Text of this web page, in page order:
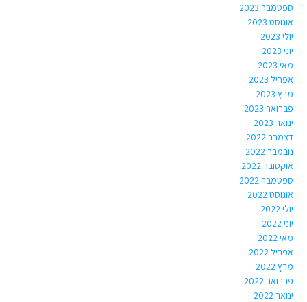
ספטמבר 2023
אוגוסט 2023
יולי 2023
יוני 2023
מאי 2023
אפריל 2023
מרץ 2023
פברואר 2023
ינואר 2023
דצמבר 2022
נובמבר 2022
אוקטובר 2022
ספטמבר 2022
אוגוסט 2022
יולי 2022
יוני 2022
מאי 2022
אפריל 2022
מרץ 2022
פברואר 2022
ינואר 2022